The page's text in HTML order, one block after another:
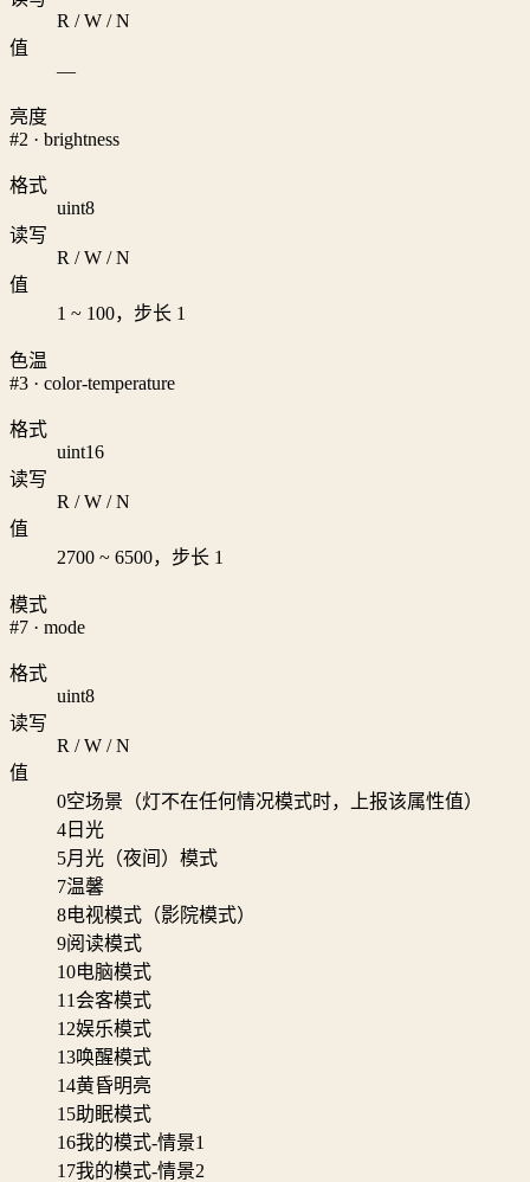
R / W / N
值
—
亮度
#2 · brightness
格式
uint8
读写
R / W / N
值
1 ~ 100，步长 1
色温
#3 · color-temperature
格式
uint16
读写
R / W / N
值
2700 ~ 6500，步长 1
模式
#7 · mode
格式
uint8
读写
R / W / N
值
0空场景（灯不在任何情况模式时，上报该属性值）
4 日光
5月光（夜间）模式
7温馨
8电视模式（影院模式）
9阅读模式
10电脑模式
11 会客模式
12娱乐模式
13唤醒模式
14黄昏明亮
15助眠模式
16我的模式-情景1
17我的模式-情景2